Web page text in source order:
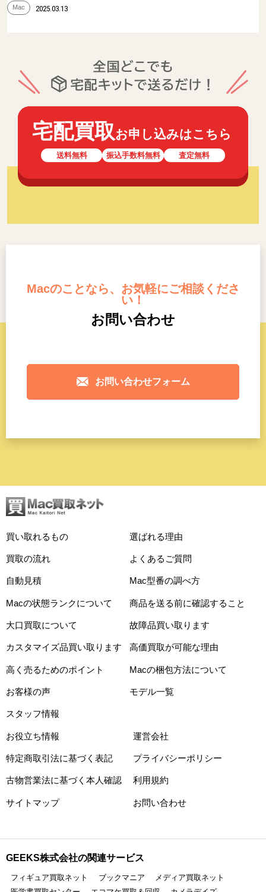
Mac 2025.03.13
宅配買取お申し込みはこちら
送料無料 振込手数料無料 査定無料
Macのことなら、お気軽にご相談くださ
い！
お問い合わせ
お問い合わせフォーム
買い取れるもの 選ばれる理由
買取の流れ よくあるご質問
自動見積 Mac型番の調べ方
Macの状態ランクについて 商品を送る前に確認すること
大口買取について 故障品買い取ります
カスタマイズ品買い取ります 高価買取が可能な理由
高く売るためのポイント Macの梱包方法について
お客様の声 モデル一覧
スタッフ情報
お役立ち情報 運営会社
特定商取引法に基づく表記 プライバシーポリシー
古物営業法に基づく本人確認 利用規約
サイトマップ お問い合わせ
GEEKS株式会社の関連サービス
フィギュア買取ネット ブックマニア
メディア買取ネット